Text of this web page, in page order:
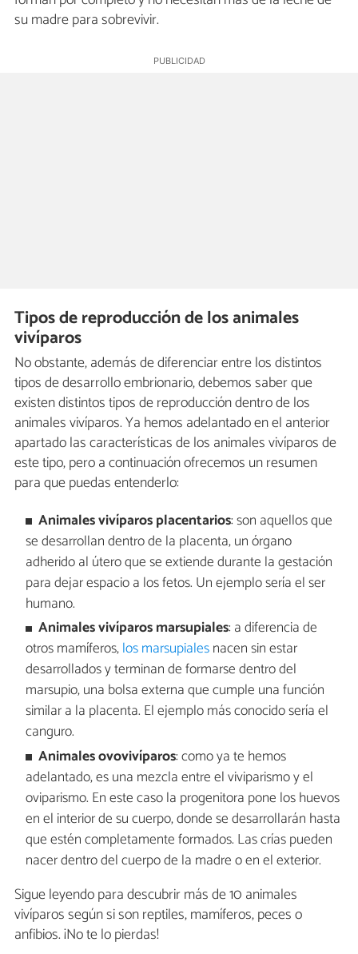
su madre para sobrevivir.
Tipos de reproducción de los animales
vivíparos
No obstante, además de diferenciar entre los distintos
tipos de desarrollo embrionario, debemos saber que
existen distintos tipos de reproducción dentro de los
animales vivíparos. Ya hemos adelantado en el anterior
apartado las características de los animales vivíparos de
este tipo, pero a continuación ofrecemos un resumen
para que puedas entenderlo:
Animales vivíparos placentarios: son aquellos que
se desarrollan dentro de la placenta, un órgano
adherido al útero que se extiende durante la gestación
para dejar espacio a los fetos. Un ejemplo sería el ser
humano.
Animales vivíparos marsupiales: a diferencia de
otros mamíferos,los marsupialesnacen sin estar
desarrollados y terminan de formarse dentro del
marsupio, una bolsa externa que cumple una función
similar a la placenta. El ejemplo más conocido sería el
canguro.
Animales ovovivíparos: como ya te hemos
adelantado, es una mezcla entre el viviparismo y el
oviparismo. En este caso la progenitora pone los huevos
en el interior de su cuerpo, donde se desarrollarán hasta
que estén completamente formados. Las crías pueden
nacer dentro del cuerpo de la madre o en el exterior.
Sigue leyendo para descubrir más de 10 animales
vivíparos según si son reptiles, mamíferos, peces o
anfibios. ¡No te lo pierdas!